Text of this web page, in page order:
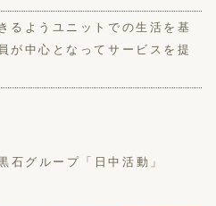
るようユニットでの生活を基
が中心となってサービスを提